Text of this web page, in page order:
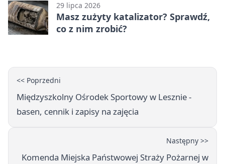
29 lipca 2026
Masz zużyty katalizator? Sprawdź,
co z nim zrobić?
<< Poprzedni
Międzyszkolny Ośrodek Sportowy w Lesznie -
basen, cennik i zapisy na zajęcia
Następny >>
Komenda Miejska Państwowej Straży Pożarnej w